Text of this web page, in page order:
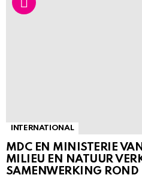
INTERNATIONAL
MDC EN MINISTERIE
MILIEU EN NATUUR
SAMENWERKING ROND